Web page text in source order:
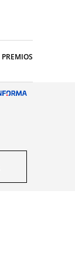
PREMIOS